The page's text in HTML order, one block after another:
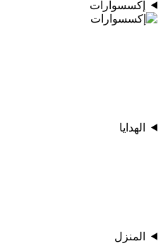
إكسسوارات
الهدايا
المنزل